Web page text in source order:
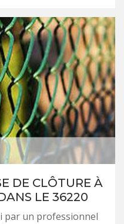
DE CLÔTURE À
LE 36220
par un professionnel